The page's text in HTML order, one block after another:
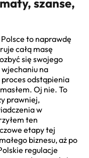
szanse,
to naprawdę
całą masę
się swojego
na
proces odstąpienia
Oj nie. To
prawniej,
w
ten
etapy tej
biznesu, aż po
regulacje